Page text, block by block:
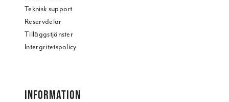
Teknisk support
Reservdelar
Tilläggstjänster
Intergritetspolicy
INFORMATION